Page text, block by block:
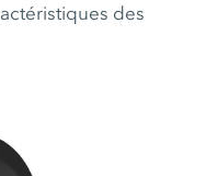
des